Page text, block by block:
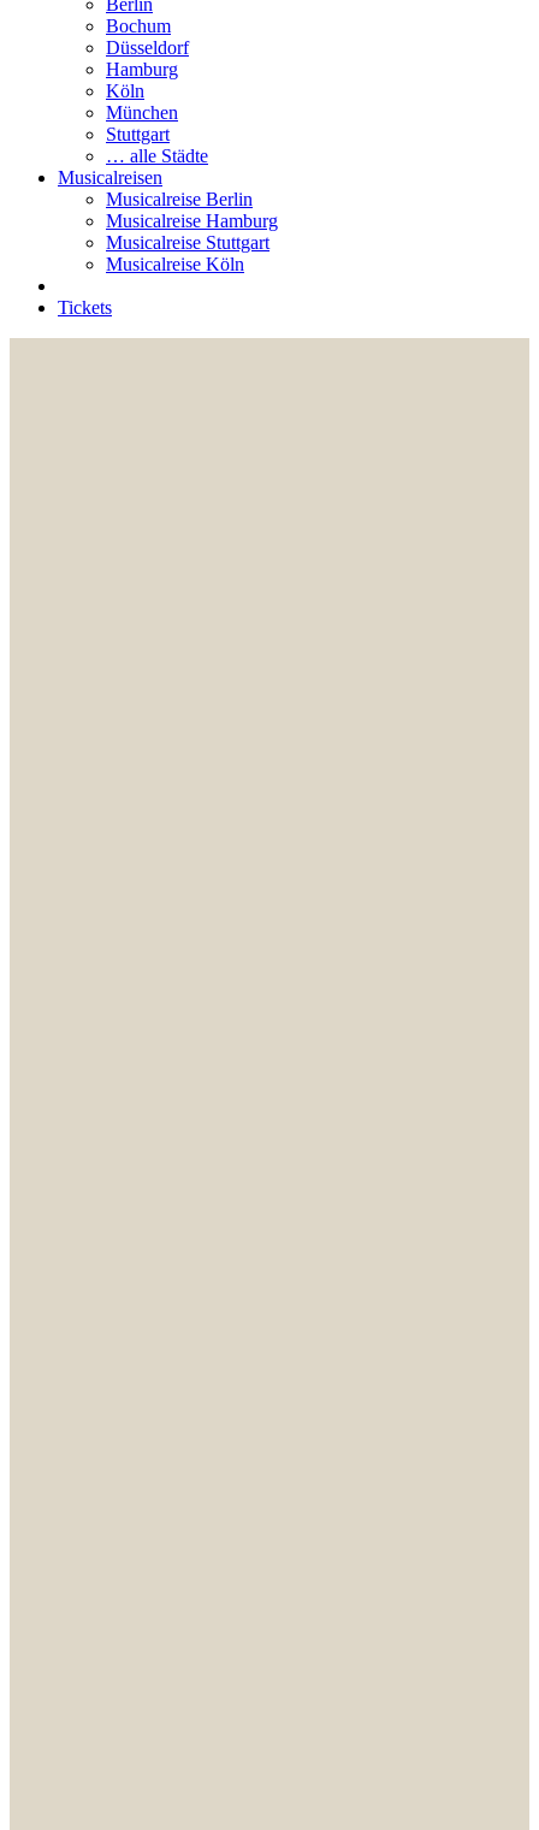
Berlin
Bochum
Düsseldorf
Hamburg
Köln
München
Stuttgart
… alle Städte
Musicalreisen
Musicalreise Berlin
Musicalreise Hamburg
Musicalreise Stuttgart
Musicalreise Köln
Tickets